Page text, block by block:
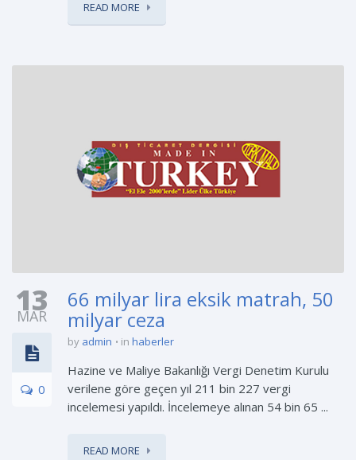
READ MORE
13
MAR
0
66 milyar lira eksik matrah, 50
milyar ceza
by admin in haberler
Hazine ve Maliye Bakanlığı Vergi Denetim Kurulu
verilene göre geçen yıl 211 bin 227 vergi
incelemesi yapıldı. İncelemeye alınan 54 bin 65 ...
READ MORE